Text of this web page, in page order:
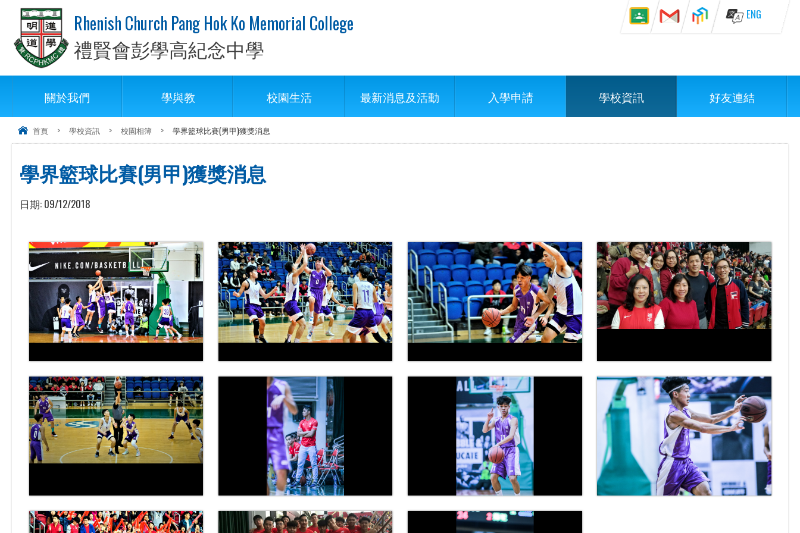
Rhenish Church Pang Hok Ko Memorial College
禮賢會彭學高紀念中學
ENG
關於我們 學與教 校園生活 最新消息及活動 入學申請 學校資訊 好友連結
首頁 > 學校資訊 > 校園相簿 > 學界籃球比賽(男甲)獲獎消息
學界籃球比賽(男甲)獲獎消息
日期: 09/12/2018